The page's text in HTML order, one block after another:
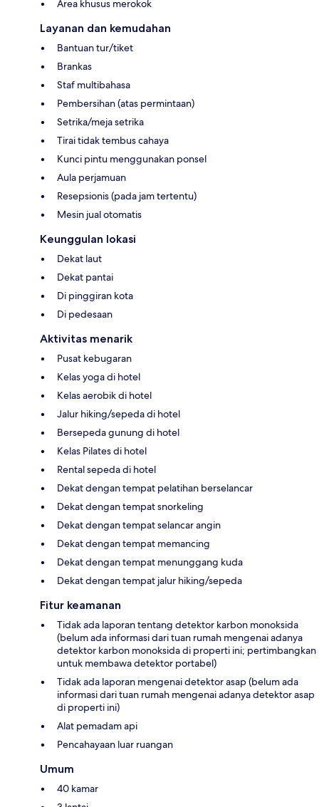
Area khusus merokok
Layanan dan kemudahan
Bantuan tur/tiket
Brankas
Staf multibahasa
Pembersihan (atas permintaan)
Setrika/meja setrika
Tirai tidak tembus cahaya
Kunci pintu menggunakan ponsel
Aula perjamuan
Resepsionis (pada jam tertentu)
Mesin jual otomatis
Keunggulan lokasi
Dekat laut
Dekat pantai
Di pinggiran kota
Di pedesaan
Aktivitas menarik
Pusat kebugaran
Kelas yoga di hotel
Kelas aerobik di hotel
Jalur hiking/sepeda di hotel
Bersepeda gunung di hotel
Kelas Pilates di hotel
Rental sepeda di hotel
Dekat dengan tempat pelatihan berselancar
Dekat dengan tempat snorkeling
Dekat dengan tempat selancar angin
Dekat dengan tempat memancing
Dekat dengan tempat menunggang kuda
Dekat dengan tempat jalur hiking/sepeda
Fitur keamanan
Tidak ada laporan tentang detektor karbon monoksida
(belum ada informasi dari tuan rumah mengenai adanya
detektor karbon monoksida di properti ini; pertimbangkan
untuk membawa detektor portabel)
Tidak ada laporan mengenai detektor asap (belum ada
informasi dari tuan rumah mengenai adanya detektor asap
di properti ini)
Alat pemadam api
Pencahayaan luar ruangan
Umum
40 kamar